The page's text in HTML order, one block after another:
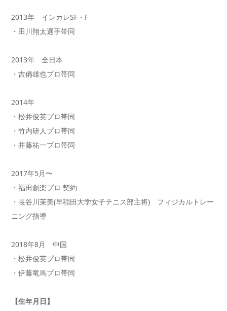
2013年 インカレSF・F
・田川翔太選手帯同
2013年 全日本
・吉備雄也プロ帯同
2014年
・松井俊英プロ帯同
・竹内研人プロ帯同
・井藤祐一プロ帯同
2017年5月〜
・福田創楽プロ 契約
・長谷川茉美(早稲田大学女子テニス部主将) フィジカルトレー
ニング指導
2018年8月 中国
・松井俊英プロ帯同
・伊藤竜馬プロ帯同
【生年月日】